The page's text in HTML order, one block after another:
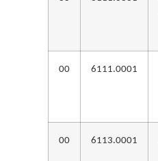
00 6111.0001
00 6113.0001